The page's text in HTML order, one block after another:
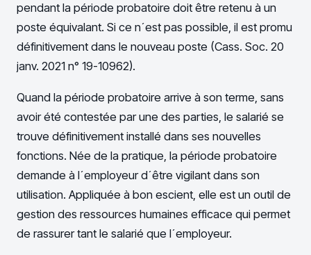
pendant la période probatoire doit être retenu à un
poste équivalant. Si ce n´est pas possible, il est promu
définitivement dans le nouveau poste (Cass. Soc. 20
janv. 2021 n° 19-10962).
Quand la période probatoire arrive à son terme, sans
avoir été contestée par une des parties, le salarié se
trouve définitivement installé dans ses nouvelles
fonctions. Née de la pratique, la période probatoire
demande à l´employeur d´être vigilant dans son
utilisation. Appliquée à bon escient, elle est un outil de
gestion des ressources humaines efficace qui permet
de rassurer tant le salarié que l´employeur.